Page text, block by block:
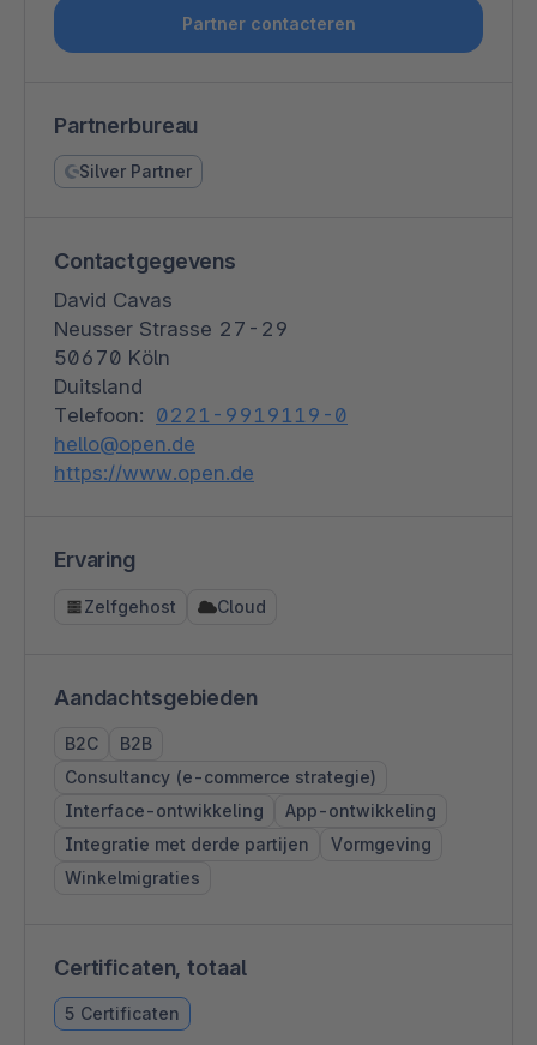
Partner contacteren
Partnerbureau
Silver Partner
Contactgegevens
David Cavas
Neusser Strasse 27-29
50670 Köln
Duitsland
Telefoon: 0221-9919119-0
hello@open.de
https://www.open.de
Ervaring
Zelfgehost Cloud
Aandachtsgebieden
B2C
B2B
Consultancy (e-commerce strategie)
Interface-ontwikkeling
App-ontwikkeling
Integratie met derde partijen
Vormgeving
Winkelmigraties
Certificaten, totaal
5 Certificaten